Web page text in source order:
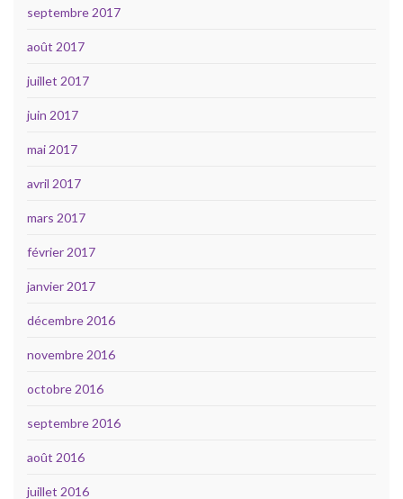
septembre 2017
août 2017
juillet 2017
juin 2017
mai 2017
avril 2017
mars 2017
février 2017
janvier 2017
décembre 2016
novembre 2016
octobre 2016
septembre 2016
août 2016
juillet 2016